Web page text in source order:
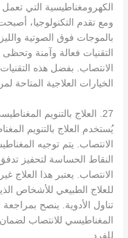
الكهرومغناطيسية التي
ومع تقدم التكنولوجيا،
بالموجات فوق الصوتية
التقنيات فعالة وآمنة
الانتصاب. بفضل هذه
الخيارات العلاجية المتاحة
27. العلاج بالتنويم المغناطيسي للانتصاب
يُستخدم العلاج بالتنويم
الانتصاب. يتم توجيه
النقاط الحساسة لتحفيز
الانتصاب. يعتبر هذا العلاج
للعلاج الطبيعي للأشخاص
تناول الأدوية. ينصح بمراجعة
المغناطيسي للانتصاب
للفرد.